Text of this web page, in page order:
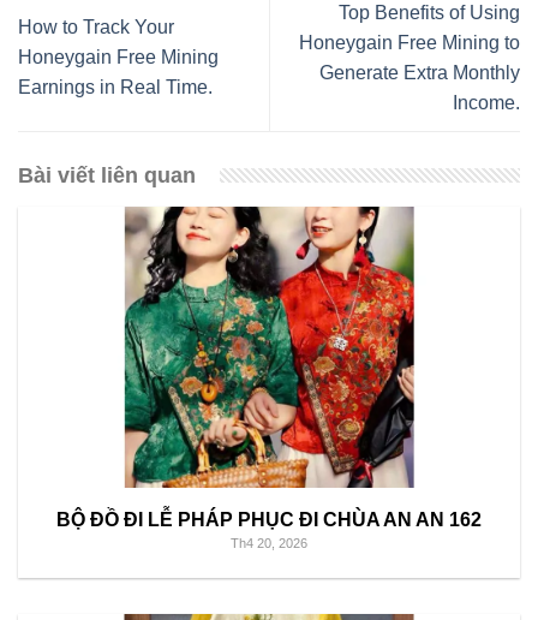
How to Track Your
Honeygain Free Mining
Earnings in Real Time.
Top Benefits of Using
Honeygain Free Mining to
Generate Extra Monthly
Income.
Bài viết liên quan
BỘ ĐỒ ĐI LỄ PHÁP PHỤC ĐI CHÙA AN AN 162
Th4 20, 2026